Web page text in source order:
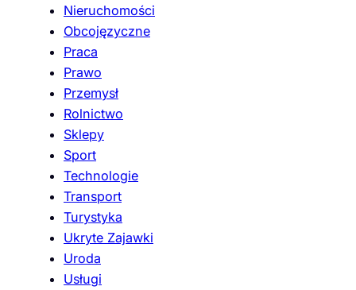
Nieruchomości
Obcojęzyczne
Praca
Prawo
Przemysł
Rolnictwo
Sklepy
Sport
Technologie
Transport
Turystyka
Ukryte Zajawki
Uroda
Usługi